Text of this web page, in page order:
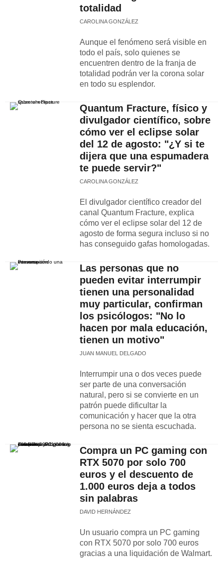
totalidad
CAROLINA GONZÁLEZ
Aunque el fenómeno será visible en
todo el país, solo quienes se
encuentren dentro de la franja de
totalidad podrán ver la corona solar
en todo su esplendor.
Quantum Fracture, físico y
divulgador científico, sobre
cómo ver el eclipse solar
del 12 de agosto: "¿Y si te
dijera que una espumadera
te puede servir?"
CAROLINA GONZÁLEZ
El divulgador científico creador del
canal Quantum Fracture, explica
cómo ver el eclipse solar del 12 de
agosto de forma segura incluso si no
has conseguido gafas homologadas.
Las personas que no
pueden evitar interrumpir
tienen una personalidad
muy particular, confirman
los psicólogos: "No lo
hacen por mala educación,
tienen un motivo"
JUAN MANUEL DELGADO
Interrumpir una o dos veces puede
ser parte de una conversación
natural, pero si se convierte en un
patrón puede dificultar la
comunicación y hacer que la otra
persona no se sienta escuchada.
Compra un PC gaming con
RTX 5070 por solo 700
euros y el descuento de
1.000 euros deja a todos
sin palabras
DAVID HERNÁNDEZ
Un usuario compra un PC gaming
con RTX 5070 por solo 700 euros
gracias a una liquidación de Walmart.